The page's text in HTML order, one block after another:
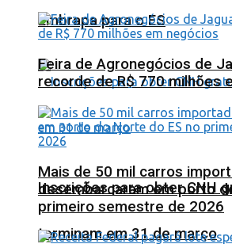
Embrapa para o ES
Inscrições para obter CNH
terminam em 31 de março
Feira de Agronegócios de
recorde de R$ 770 milhões
Mais de 50 mil carros
desembarcaram em porto
primeiro semestre de 2026